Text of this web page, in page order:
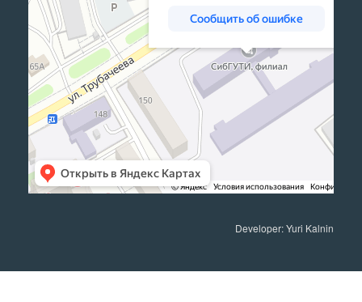
Developer: Yuri Kalnin